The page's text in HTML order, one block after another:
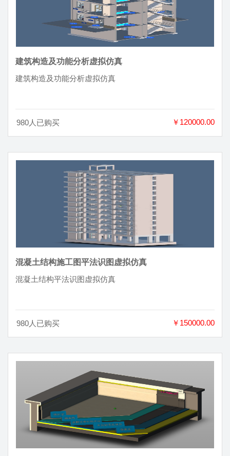
建筑构造及功能分析虚拟仿真
建筑构造及功能分析虚拟仿真
980人已购买 ￥120000.00
混凝土结构施工图平法识图虚拟仿真
混凝土结构平法识图虚拟仿真
980人已购买 ￥150000.00